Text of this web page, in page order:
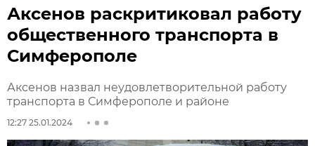
Аксенов раскритиковал работу
общественного транспорта в
Симферополе
Аксенов назвал неудовлетворительной работу
транспорта в Симферополе и районе
12:27 25.01.2024